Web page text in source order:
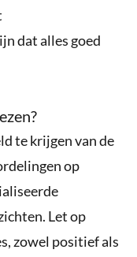
dat alles goed
te krijgen van de
op
Let op
zowel positief als